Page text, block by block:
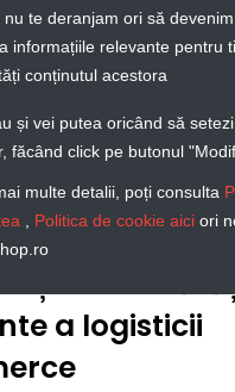
a logisticii
te deranjam ori să
informațiile relevante pentru
conținutul acestora
și vei putea oricând să
făcând click pe butonul
multe detalii, poți consulta
Politica de cookie aici ori